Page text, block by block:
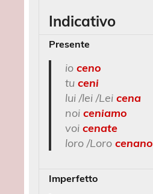
Indicativo
Presente
io ceno
tu ceni
lui /lei /Lei cena
noi ceniamo
voi cenate
loro /Loro cenano
Imperfetto